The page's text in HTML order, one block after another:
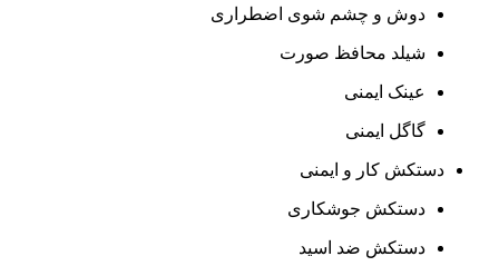
دوش و چشم شوی اضطراری
شیلد محافظ صورت
عینک ایمنی
گاگل ایمنی
دستکش کار و ایمنی
دستکش جوشکاری
دستکش ضد اسید